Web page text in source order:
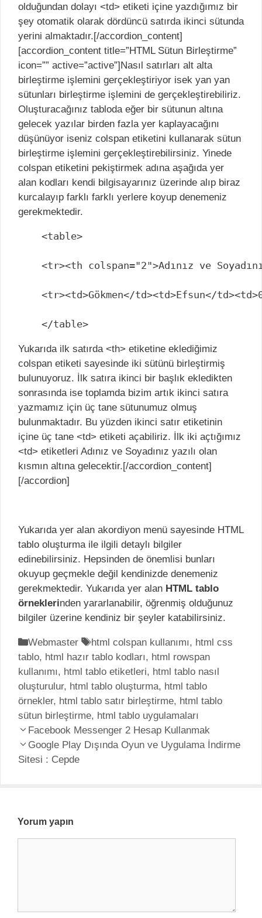
olduğundan dolayı <td> etiketi içine yazdığımız bir
şey otomatik olarak dördüncü satırda ikinci sütunda
yerini almaktadır.[/accordion_content]
[accordion_content title=”HTML Sütun Birleştirme”
icon=”” active=”active”]Nasıl satırları alt alta
birleştirme işlemini gerçekleştiriyor isek yan yan
sütunları birleştirme işlemini de gerçekleştirebiliriz.
Oluşturacağınız tabloda eğer bir sütunun altına
gelecek yazılar birden fazla yer kaplayacağını
düşünüyor iseniz colspan etiketini kullanarak sütun
birleştirme işlemini gerçekleştirebilirsiniz. Yinede
colspan etiketini pekiştirmek adına aşağıda yer
alan kodları kendi bilgisayarınız üzerinde alıp biraz
kurcalayıp farklı farklı yerlere koyup denemeniz
gerekmektedir.
<table>
<tr><th colspan="2">Adınız ve
<tr><td>Gökmen</td><td>Efsun</
</table>
Yukarıda ilk satırda <th> etiketine eklediğimiz
colspan etiketi sayesinde iki sütünü birleştirmiş
bulunuyoruz. İlk satıra ikinci bir başlık ekledikten
sonrasında ise toplamda bizim artık ikinci satıra
yazmamız için üç tane sütunumuz olmuş
bulunmaktadır. Bu yüzden ikinci satır etiketinin
içine üç tane <td> etiketi açabiliriz. İlk iki açtığımız
<td> etiketleri Adınız ve Soyadınız yazılı olan
kısmın altına gelecektir.[/accordion_content]
[/accordion]
Yukarıda yer alan akordiyon menü sayesinde HTML
tablo oluşturma ile ilgili detaylı bilgiler
edinebilirsiniz. Hepsinden de önemlisi bunları
okuyup geçmekle değil kendinizde denemeniz
gerekmektedir. Yukarıda yer alan HTML tablo
örneklerinden yararlanabilir, öğrenmiş olduğunuz
bilgiler üzerine kendiniz bir şeyler katabilirsiniz.
K
a
t
e
g
o
r
i
l
Webmaster
E
t
i
k
e
t
l
e
html colspan kullanımı, html css
tablo, html hazır tablo kodları, html rowspan
kullanımı, html tablo etiketleri, html tablo nasıl
oluşturulur, html tablo oluşturma, html tablo
örnekler, html tablo satır birleştirme, html tablo
sütun birleştirme, html tablo uygulamaları
Y
a
z
l
Facebook Messenger 2 Hesap Kullanmak
Google Play Dışında Oyun ve Uygulama İndirme
Sitesi : Cepde
Yorum yapın